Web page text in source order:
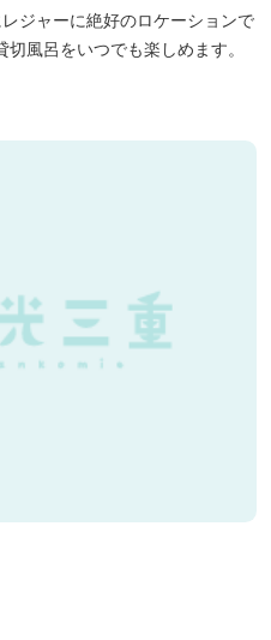
ジャーに絶好のロケーションで
風呂をいつでも楽しめます。